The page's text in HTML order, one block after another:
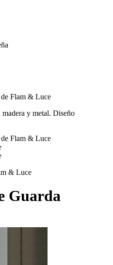
y metal. Diseño
Guarda